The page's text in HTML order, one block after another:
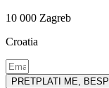
10 000 Zagreb
Croatia